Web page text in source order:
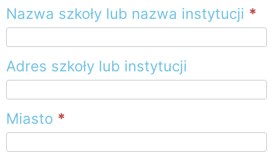
Nazwa szkoły lub nazwa instytucji *
Adres szkoły lub instytucji
Miasto *